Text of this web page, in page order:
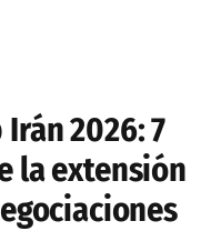
2026: 7
la extensión